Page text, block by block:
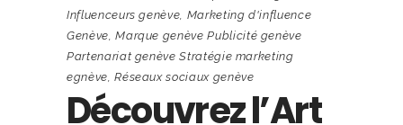
Influenceurs genève, Marketing d'influence
Genève,Marque genève Publicité genève
Partenariat genève Stratégie marketing
egnève,Réseaux sociaux genève
Découvrez l’Art